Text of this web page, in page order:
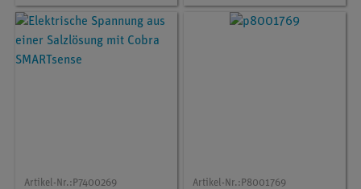
Artikel-Nr.: P7400269 Artikel-Nr.: P8001769